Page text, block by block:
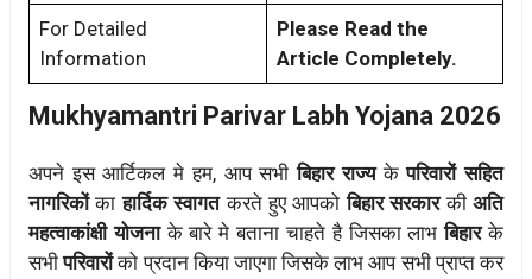
For Detailed
Information
Please Read the
Article Completely.
Mukhyamantri Parivar Labh Yojana 2026
अपने इस आर्टिकल मे हम, आप सभीबिहार राज्यकेपरिवारों सहित
नागरिकोंकाहार्दिक स्वागतकरते हुए आपको बिहार सरकारकीअति
महत्वाकांक्षी योजनाके बारे मे बताना चाहते है जिसका लाभबिहारके
सभीपरिवारोंको प्रदान किया जाएगा जिसके लाभ आप सभी प्राप्त कर